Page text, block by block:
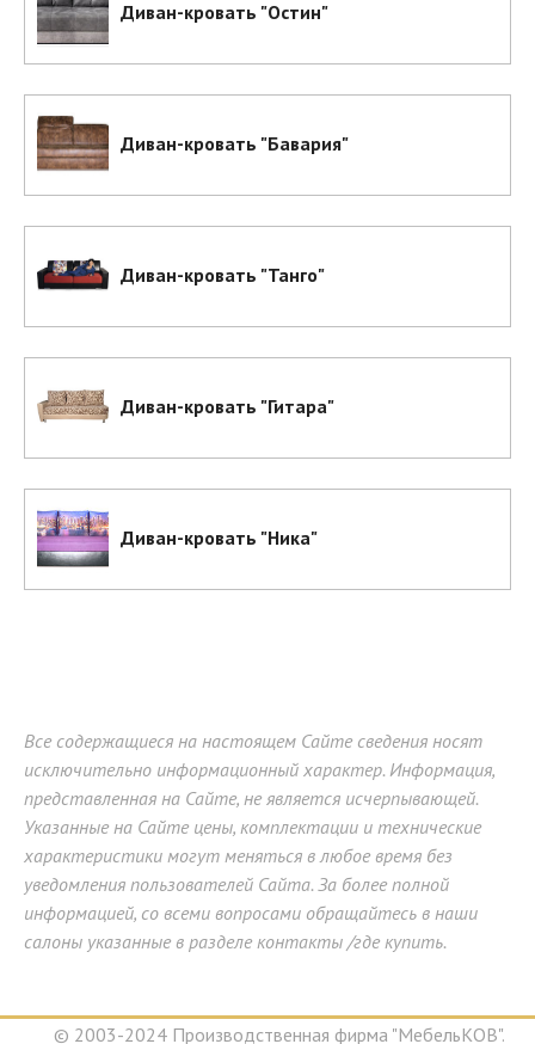
Диван-кровать "Остин"
Диван-кровать "Бавария"
Диван-кровать "Танго"
Диван-кровать "Гитара"
Диван-кровать "Ника"
Все содержащиеся на настоящем Сайте сведения носят
исключительно информационный характер. Информация,
представленная на Сайте, не является исчерпывающей.
Указанные на Сайте цены, комплектации и технические
характеристики могут меняться в любое время без
уведомления пользователей Сайта. За более полной
информацией, со всеми вопросами обращайтесь в наши
салоны указанные в разделе контакты /где купить.
© 2003-2024 Производственная фирма "МебельКОВ".